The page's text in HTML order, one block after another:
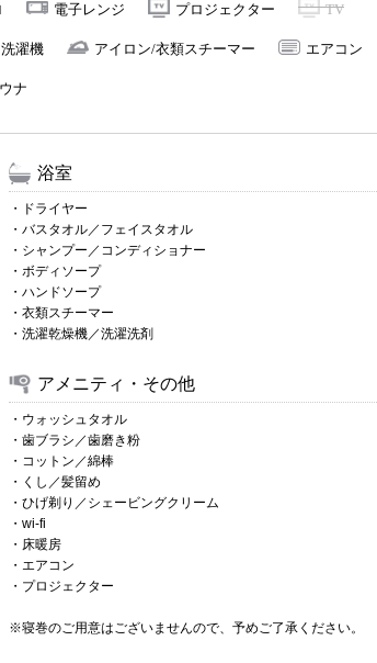
電子レンジ プロジェクター TV
洗濯機 アイロン/衣類スチーマー エアコン
ナ
浴室
・ドライヤー
・バスタオル／フェイスタオル
・シャンプー／コンディショナー
・ボディソープ
・ハンドソープ
・衣類スチーマー
・洗濯乾燥機／洗濯洗剤
アメニティ・その他
・ウォッシュタオル
・歯ブラシ／歯磨き粉
・コットン／綿棒
・くし／髪留め
・ひげ剃り／シェービングクリーム
・wi-fi
・床暖房
・エアコン
・プロジェクター
※寝巻のご用意はございませんので、予めご了承ください。